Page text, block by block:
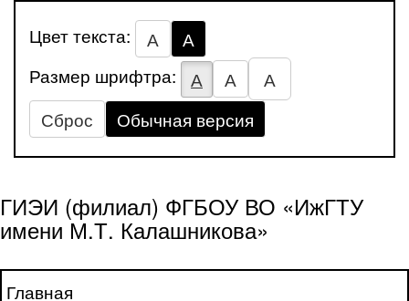
Цвет текста: А
А
Размер шрифтра:
А А
А
Сброс
Обычная версия
ГИЭИ (филиал) ФГБОУ ВО «ИжГТУ
имени М.Т. Калашникова»
Главная